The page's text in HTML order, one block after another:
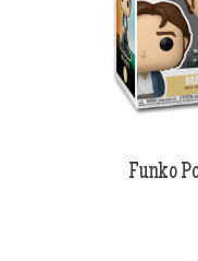
Funko